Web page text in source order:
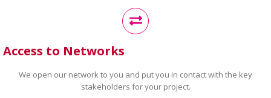
Access to Networks
We open our network to you and put you in contact with the key
stakeholders for your project.